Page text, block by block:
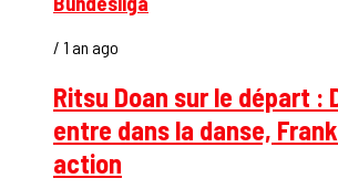
/ 1 an ago
Ritsu Doan sur le départ :
entre dans la danse,
action